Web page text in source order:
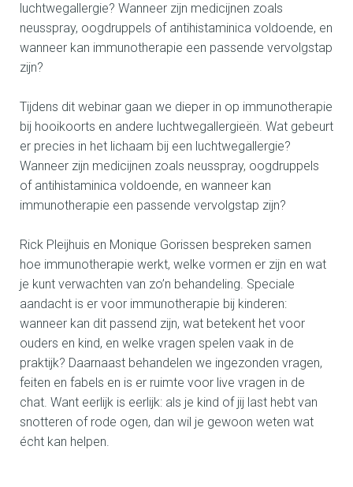
luchtwegallergie? Wanneer zijn medicijnen zoals
neusspray, oogdruppels of antihistaminica voldoende, en
wanneer kan immunotherapie een passende vervolgstap
zijn?
Tijdens dit webinar gaan we dieper in op immunotherapie
bij hooikoorts en andere luchtwegallergieën. Wat gebeurt
er precies in het lichaam bij een luchtwegallergie?
Wanneer zijn medicijnen zoals neusspray, oogdruppels
of antihistaminica voldoende, en wanneer kan
immunotherapie een passende vervolgstap zijn?
Rick Pleijhuis en Monique Gorissen bespreken samen
hoe immunotherapie werkt, welke vormen er zijn en wat
je kunt verwachten van zo’n behandeling. Speciale
aandacht is er voor immunotherapie bij kinderen:
wanneer kan dit passend zijn, wat betekent het voor
ouders en kind, en welke vragen spelen vaak in de
praktijk? Daarnaast behandelen we ingezonden vragen,
feiten en fabels en is er ruimte voor live vragen in de
chat. Want eerlijk is eerlijk: als je kind of jij last hebt van
snotteren of rode ogen, dan wil je gewoon weten wat
écht kan helpen.